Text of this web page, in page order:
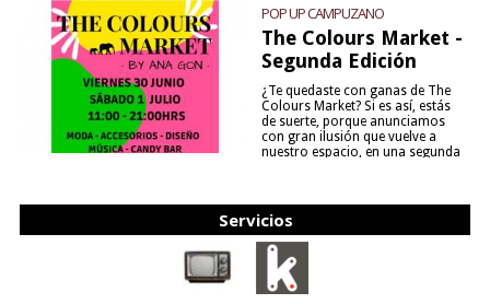
POP UP CAMPUZANO
The Colours Market -
Segunda Edición
¿Te quedaste con ganas de The
Colours Market? Si es así, estás
de suerte, porque anunciamos
con gran ilusión que vuelve a
nuestro espacio, en una segunda
Servicios